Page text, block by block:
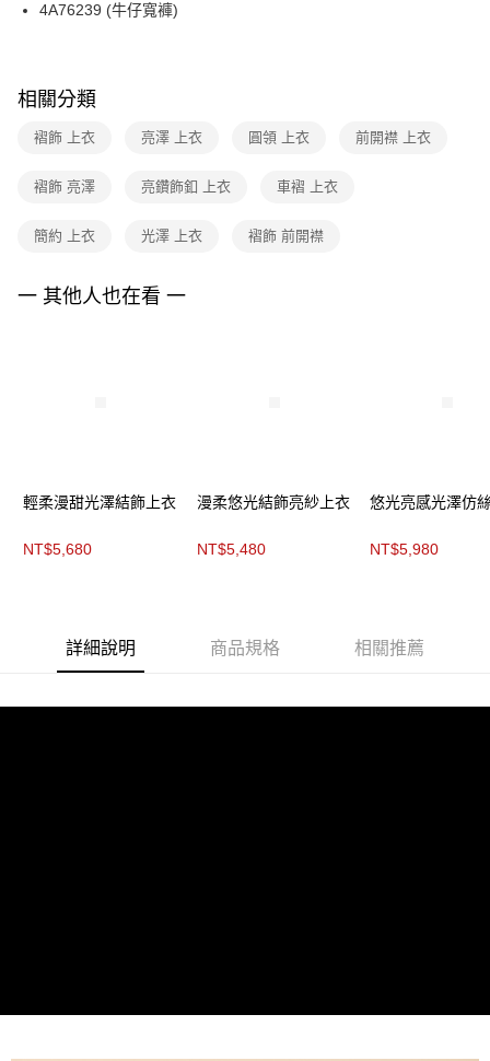
３．安心：先確認商品／服務後，再付款。
結帳頁面，進行簡訊認證並確認金額後，即可完成結帳。
２．訂單成立數日內，您將收到繳費通知簡訊。
３．收到繳費通知簡訊後14天內，點擊此簡訊中的連結，可透過四大超商／
ATM／網路銀行／等多元方式進行付款，方視為交易完成。
購買商品的店家。未經商家同意取消之訂單仍視為有效，需透過AFTEE先享
※ 交易是否成功請以「AFTEE先享後付 」之結帳頁面顯示為準，若有關於
是否繳費成功／繳費後需取消欲退款等相關疑問，請聯繫「AFTEE先享後付
【注意事項】
時審查核予不同之上限額度；若仍有額度不足之情形，本公司將視審查結果
５．嚴禁一人註冊多個帳號或使用他人資訊註冊。若發現惡意使用之情形，
全家取貨付款
付款後全家FamilyMart取貨
每筆NT$90，滿NT$3,600(含以上)免運費
付款後7-11取貨
黑貓宅配
4A76239 (牛仔寬褲)
相關分類
褶飾 上衣 亮澤 上衣 圓領 上衣 前開襟 上衣
褶飾 亮澤 亮鑽飾釦 上衣 車褶 上衣
簡約 上衣 光澤 上衣 褶飾 前開襟
一 其他人也在看 一
輕柔漫甜光澤結飾上衣
NT$5,680
漫柔悠光結飾亮紗上衣
NT$5,480
悠光亮感光澤仿
NT$5,980
詳細說明 商品規格 相關推薦